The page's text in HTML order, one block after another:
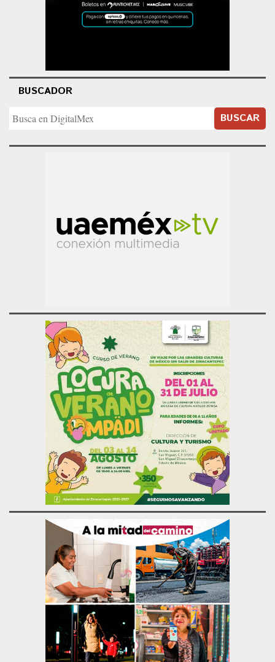
BUSCADOR
BUSCAR